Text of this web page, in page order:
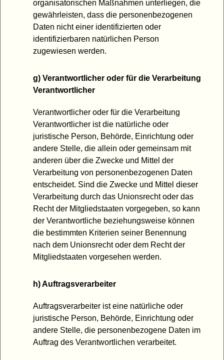
organisatorischen Maßnahmen unterliegen, die
gewährleisten, dass die personenbezogenen
Daten nicht einer identifizierten oder
identifizierbaren natürlichen Person
zugewiesen werden.
g) Verantwortlicher oder für die Verarbeitung
Verantwortlicher
Verantwortlicher oder für die Verarbeitung
Verantwortlicher ist die natürliche oder
juristische Person, Behörde, Einrichtung oder
andere Stelle, die allein oder gemeinsam mit
anderen über die Zwecke und Mittel der
Verarbeitung von personenbezogenen Daten
entscheidet. Sind die Zwecke und Mittel dieser
Verarbeitung durch das Unionsrecht oder das
Recht der Mitgliedstaaten vorgegeben, so kann
der Verantwortliche beziehungsweise können
die bestimmten Kriterien seiner Benennung
nach dem Unionsrecht oder dem Recht der
Mitgliedstaaten vorgesehen werden.
h) Auftragsverarbeiter
Auftragsverarbeiter ist eine natürliche oder
juristische Person, Behörde, Einrichtung oder
andere Stelle, die personenbezogene Daten im
Auftrag des Verantwortlichen verarbeitet.